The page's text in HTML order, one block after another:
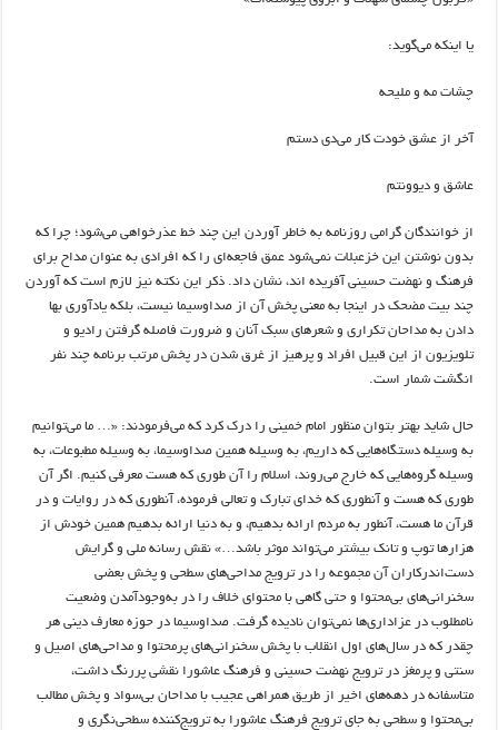
یا اینکه می‌گوید:
چشات مه و ملیحه
آخر از عشق خودت کار می‌دی دستم
عاشق و دیوونتم
از خوانندگان گرامی روزنامه به‌ خاطر آوردن این چند خط عذرخواهی می‌شود؛ چرا که
بدون نوشتن این خزعبلات نمی‌شود عمق فاجعه‌ای را که افرادی به عنوان مداح برای
فرهنگ و نهضت حسینی آفریده اند، نشان داد. ذکر این نکته نیز لازم است که آوردن
چند بیت مضحک در اینجا به معنی پخش آن از صداوسیما نیست، بلکه یادآوری بها
دادن به مداحان تکراری و شعرهای سبک آنان و ضرورت فاصله‌ گرفتن رادیو و
تلویزیون از این قبیل افراد و پرهیز از غرق شدن در پخش مرتب برنامه چند نفر
انگشت شمار است.
حال شاید بهتر بتوان منظور امام‌ خمینی را درک کرد که می‌فرمودند: «… ما می‌توانیم
به وسیله دستگاه‌هایی که داریم، به وسیله همین صداوسیما، به وسیله مطبوعات، به
وسیله گروه‌هایی که خارج می‌روند، اسلام را آن طوری که هست معرفی کنیم. اگر آن
طوری که هست و آنطوری که خدای تبارک و تعالی فرموده، آنطوری که در روایات و در
قرآن ما هست، آنطور به مردم ارائه بدهیم، و به دنیا ارائه بدهیم همین خودش از
هزارها توپ و تانک بیشتر می‌تواند موثر باشد…» نقش رسانه ملی و گرایش
دست‌اندرکاران آن مجموعه را در ترویج مداحی‌های سطحی و پخش بعضی
سخنرانی‌های بی‌محتوا و حتی گاهی با محتوای خلاف را در به‌وجودآمدن وضعیت
نامطلوب در عزاداری‌ها نمی‌توان نادیده گرفت. صداوسیما در حوزه معارف دینی هر
چقدر که در سال‌های اول انقلاب با پخش سخنرانی‌های پرمحتوا و مداحی‌های اصیل و
سنتی و پرمغز در ترویج نهضت حسینی و فرهنگ عاشورا نقشی پررنگ داشت،
متاسفانه در دهه‌های اخیر از طریق همراهی عجیب با مداحان بی‌سواد و پخش مطالب
بی‌محتوا و سطحی به جای ترویج فرهنگ عاشورا به ترویج‌کننده سطحی‌نگری و